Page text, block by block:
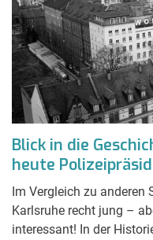
Blick in die
heute
Im Vergleich zu anderen
Karlsruhe recht jung –
interessant! In der